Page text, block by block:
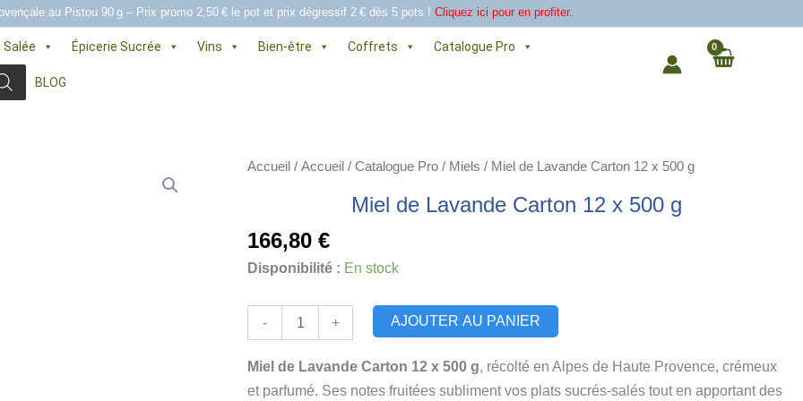
au Pistou 90 g – Prix promo 2,50 € le pot et prix dégressif 2 € dès 5 pots ! Cliquez ici pour en profiter.
Salée Épicerie Sucrée Vins Bien-être Coffrets
Catalogue Pro
BLOG
Accueil /Accueil /Catalogue Pro / Miels / Miel de Lavande Carton 12 x 500 g
Miel de Lavande Carton 12 x 500 g
166,80€
Disponibilité : En stock
-
quantité
de
Miel
de
+ AJOUTER AU PANIER
Miel de Lavande Carton 12 x 500 g, récolté en Alpes de Haute Provence, crémeux
et parfumé. Ses notes fruitées subliment vos plats sucrés-salés tout en apportant des